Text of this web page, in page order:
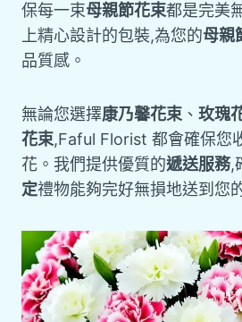
保每一束母親節花束都是完美
上精心設計的包裝,為您的母親
品質感。
無論您選擇康乃馨花束、 玫瑰
花束,Faful Florist 都會確保您
花。我們提供優質的遞送服務,
定禮物能夠完好無損地送到您